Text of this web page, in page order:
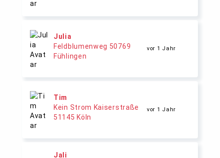
Julia
Feldblumenweg 50769
Fühlingen
vor 1 Jahr
Tim
Kein Strom Kaiserstraße
51145 Köln
vor 1 Jahr
Jali